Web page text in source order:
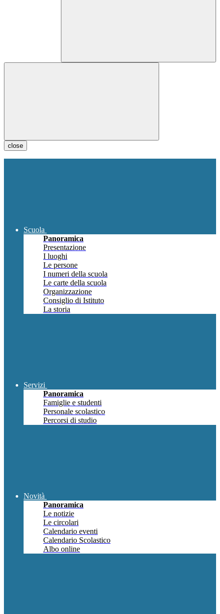
close
Scuola
Panoramica
Presentazione
I luoghi
Le persone
I numeri della scuola
Le carte della scuola
Organizzazione
Consiglio di Istituto
La storia
Servizi
Panoramica
Famiglie e studenti
Personale scolastico
Percorsi di studio
Novità
Panoramica
Le notizie
Le circolari
Calendario eventi
Calendario Scolastico
Albo online